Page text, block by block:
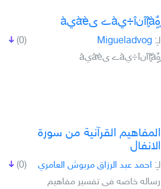
ٍهٌٍîîٌٍàنî÷يàے ىàّèيà
(0) لـِ: Migueladvog
ٍهٌٍîîٌٍàنî÷يàے ىàّèيà
المفاهيم القرآنية من سورة
الانفال
(0) لـِ: احمد عبد الرزاق مربوش العامري
رساله خاصه فى تفسير مفاهيم